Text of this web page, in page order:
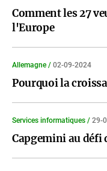
Comment les 27
l'Europe
Allemagne / 02-09-2024
Pourquoi la
Services informatiques / 29-
Capgemini au défi